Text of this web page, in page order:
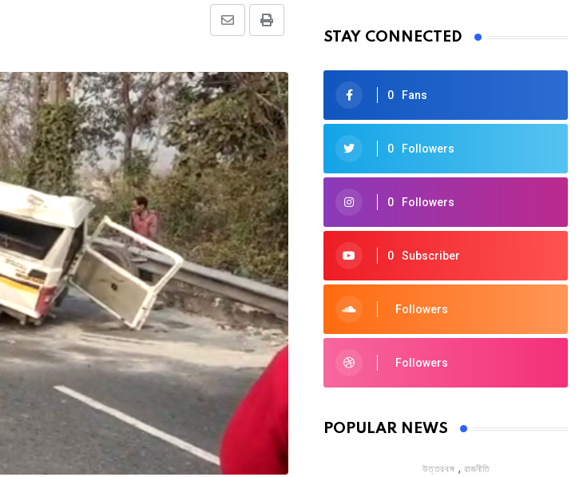
Print
Share
Email
STAY CONNECTED
0 Fans
0 Followers
0 Followers
0 Subscriber
Followers
Followers
POPULAR NEWS
উত্তরবঙ্গ , রাজনীতি